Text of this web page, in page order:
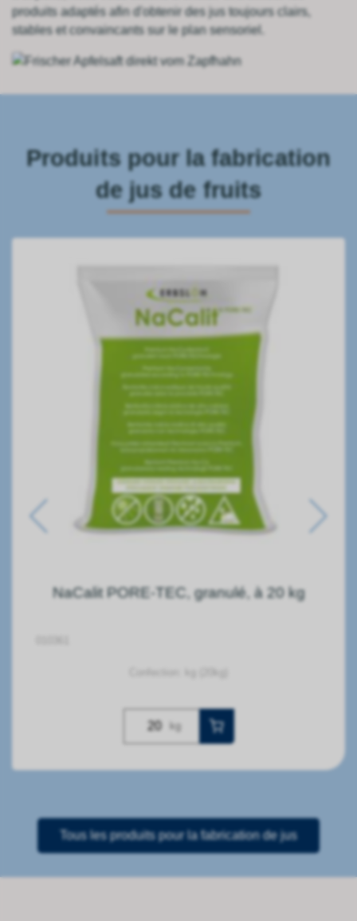
produits adaptés afin d'obtenir des jus toujours clairs,
stables et convaincants sur le plan sensoriel.
Produits pour la fabrication
de jus de fruits
NaCalit PORE-TEC, granulé, à 20 kg
kg
Tous les produits pour la fabrication de jus